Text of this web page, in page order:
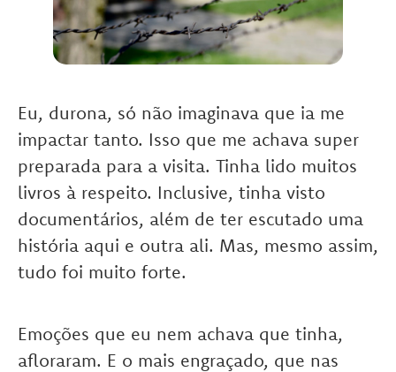
Eu, durona, só não imaginava que ia me
impactar tanto. Isso que me achava super
preparada para a visita. Tinha lido muitos
livros à respeito. Inclusive, tinha visto
documentários, além de ter escutado uma
história aqui e outra ali. Mas, mesmo assim,
tudo foi muito forte.
Emoções que eu nem achava que tinha,
afloraram. E o mais engraçado, que nas